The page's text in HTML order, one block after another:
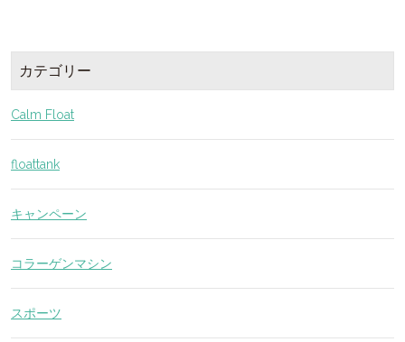
カテゴリー
Calm Float
floattank
キャンペーン
コラーゲンマシン
スポーツ